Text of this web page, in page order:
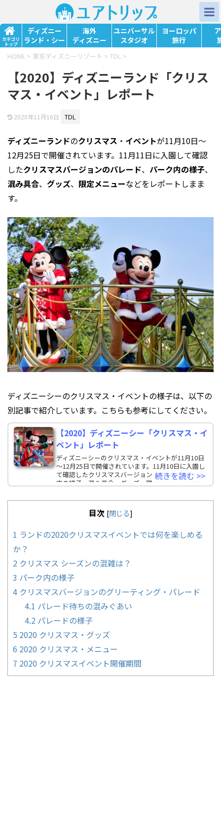
カテゴリ
トップ
ディズニー
ランド・シー
海外
ディズニー
ユニバーサル
スタジオ
ヨーロッパ
旅行
HOME > 東京ディズニーリゾート > TDL >
【2020】ディズニーランド「クリス
マス・イベント」レポート
2020年11月16日 TDL
ディズニーランドのクリスマス ・ イベントが11月10日～
12月25日で開催されています。11月11日に入園して確認
したクリスマスバージョンのパレード、 パーク内の様子、
混み具合、 グッズ、 限定メニューなどをレポートしまま
す。
ディズニーシーのクリスマス・イベントの様子は、以下の
別記事で紹介しています。こちらも参考にしてください。
【2020】ディズニーシー「クリスマス・イ
ベント」レポート
ディズニーシーのクリスマス・イベントが11月10日
～12月25日で開催されています。11月10日に入園し
て確認したクリスマスバージョンのショー、パーク
内の様子、混み具合、グッズ、限定メニューなどを
続きを読む >>
目次 [閉じる]
1 ランドの2020クリスマスイベントでは何を楽しめる
か？
2 クリスマス シーズンの混雑は？
3 パーク内の様子
4 クリスマスバージョンのグリーティング・パレード
4.1 パレード待ちの混みぐあい
4.2 パレードの様子
5 2020 クリスマス・グッズ
6 2020 クリスマス・メニュー
7 2020 クリスマスイベント開催期間